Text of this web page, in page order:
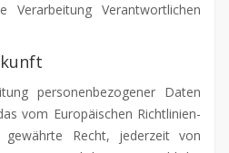
Verantwortlichen
personenbezogener Daten
vom Europäischen Richtlinien-
gewährte Recht, jederzeit von